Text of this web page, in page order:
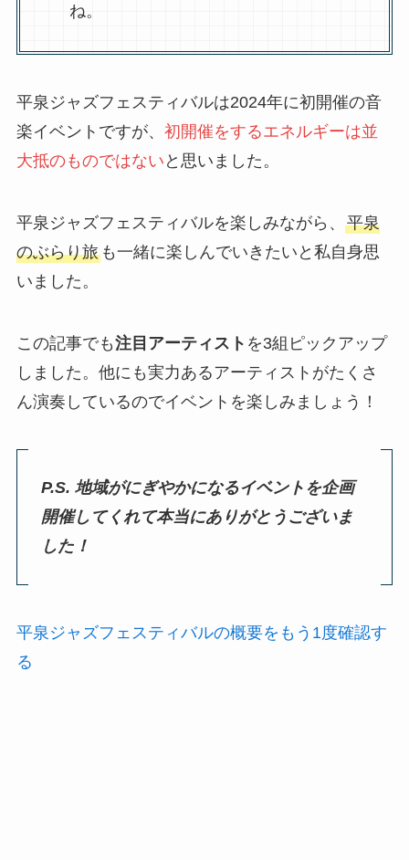
ね。
平泉ジャズフェスティバルは2024年に初開催の音
楽イベントですが、 初開催をするエネルギーは並
大抵のものではない と思いました。
平泉ジャズフェスティバルを楽しみながら、 平泉
のぶらり旅も一緒に楽しんでいきたいと私自身思
いました。
この記事でも注目アーティスト を3組ピックアップ
しました。他にも実力あるアーティストがたくさ
ん演奏しているのでイベントを楽しみましょう！
P.S. 地域がにぎやかになるイベントを企画
開催してくれて本当にありがとうございま
した！
平泉ジャズフェスティバルの概要をもう1度確認す
る